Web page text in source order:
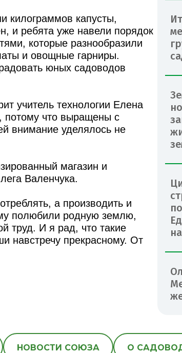
килограммов капусты,
и ребята уже навели порядок
которые разнообразили
и овощные гарниры.
юных садоводов
учитель технологии Елена
потому что выращены с
внимание уделялось не
магазин и
Валенчука.
а производить и
полюбили родную землю,
труд. И я рад, что такие
навстречу прекрасному. От
НОВОСТИ СОЮЗА О